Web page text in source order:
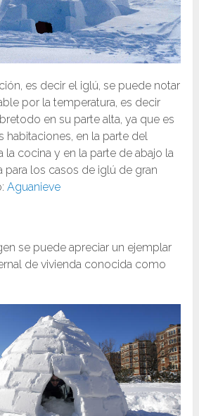
es decir el iglú, se puede notar
por la temperatura, es decir
en su parte alta, ya que es
habitaciones, en la parte del
la cocina y en la parte de abajo la
para los casos de iglú de gran
Aguanieve
se puede apreciar un ejemplar
de vivienda conocida como